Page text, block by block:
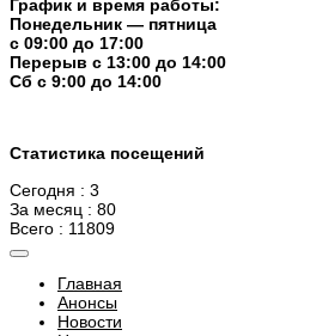
График и время работы:
Понедельник — пятница
с 09:00 до 17:00
Перерыв c 13:00 до 14:00
Cб с 9:00 до 14:00
Статистика посещений
Сегодня : 3
За месяц : 80
Всего : 11809
Главная
Анонсы
Новости